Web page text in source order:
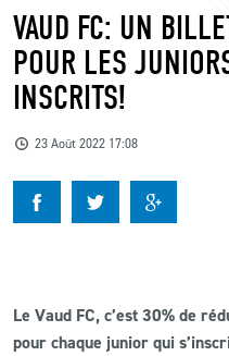
EQUIPES
BILLETTERIE
FANS
KIDS
RESTAURATION
VAUD FC: UN
POUR LES
INSCRITS!
23 Août 2022 17:08
Le Vaud FC, c’est 30% de
pour chaque junior qui